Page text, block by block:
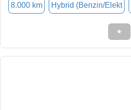
8.000 km Hybrid (Benzin/Elekt
★